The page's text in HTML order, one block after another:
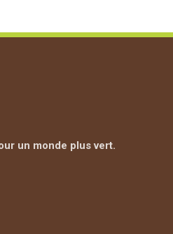
un monde plus vert.